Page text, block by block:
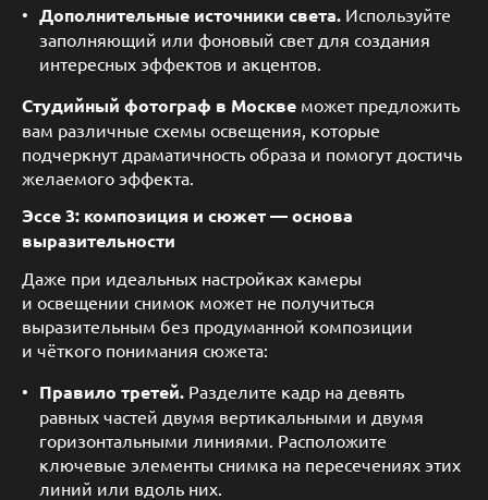
Дополнительные источники света. Используйте
заполняющий или фоновый свет для создания
интересных эффектов и акцентов.
Студийный фотограф в Москве может предложить
вам различные схемы освещения, которые
подчеркнут драматичность образа и помогут достичь
желаемого эффекта.
Эссе 3: композиция и сюжет — основа
выразительности
Даже при идеальных настройках камеры
и освещении снимок может не получиться
выразительным без продуманной композиции
и чёткого понимания сюжета:
Правило третей. Разделите кадр на девять
равных частей двумя вертикальными и двумя
горизонтальными линиями. Расположите
ключевые элементы снимка на пересечениях этих
линий или вдоль них.